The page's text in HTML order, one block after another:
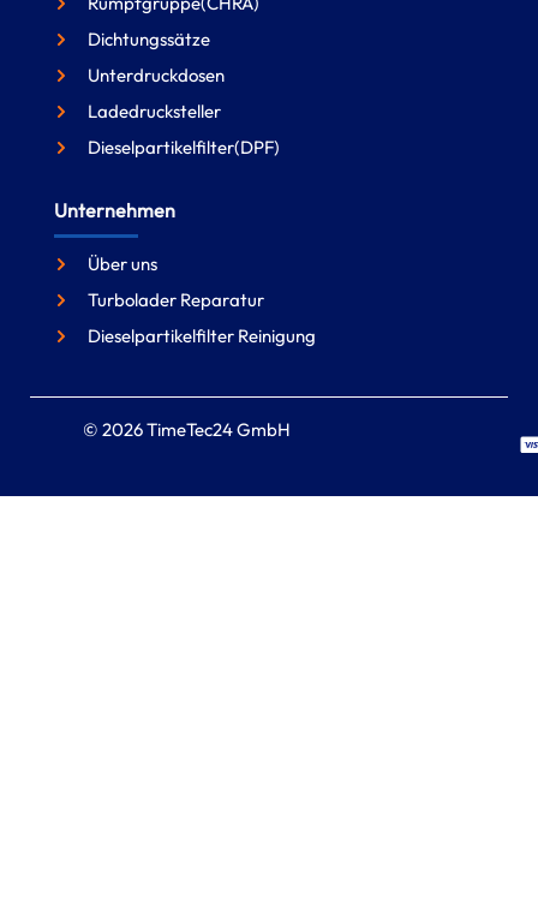
Dichtungssätze
Unterdruckdosen
Ladedrucksteller
Dieselpartikelfilter(DPF)
Unternehmen
Über uns
Turbolader Reparatur
Dieselpartikelfilter Reinigung
© 2026 TimeTec24 GmbH